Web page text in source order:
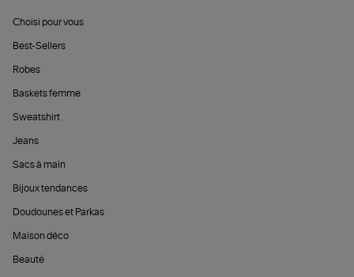
Choisi pour vous
Best-Sellers
Robes
Baskets femme
Sweatshirt
Jeans
Sacs à main
Bijoux tendances
Doudounes et Parkas
Maison déco
Beauté